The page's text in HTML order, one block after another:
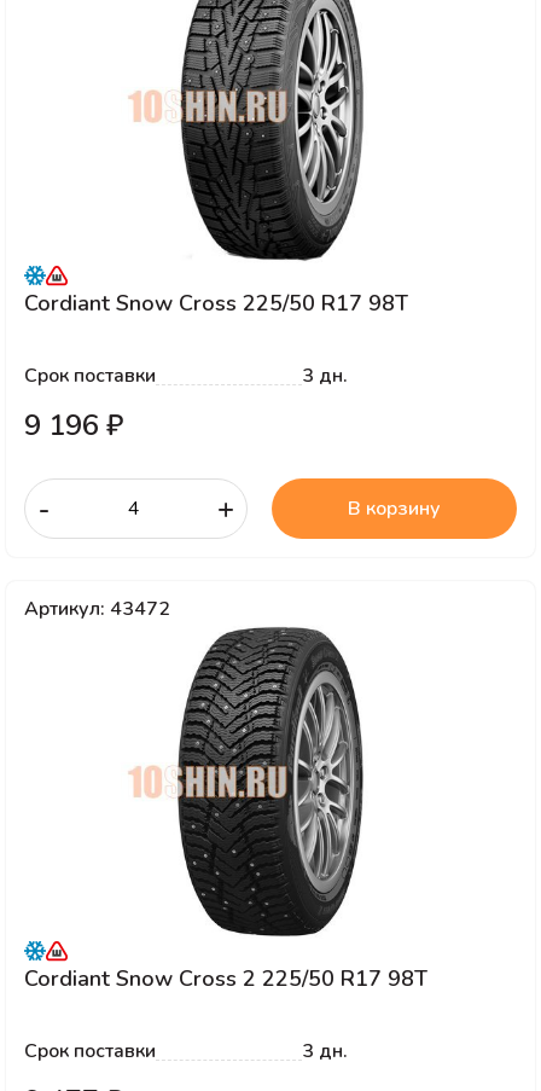
Cordiant Snow Cross 225/50 R17 98T
Срок поставки 3 дн.
9 196 ₽
- + В корзину
Артикул: 43472
Cordiant Snow Cross 2 225/50 R17 98T
Срок поставки 3 дн.